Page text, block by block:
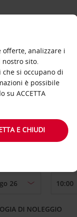
una località di
DI NOLEGGIO
offerte, analizzare i
nostro sito.
si occupano di
è possibile
su ACCETTA
E CHIUDI